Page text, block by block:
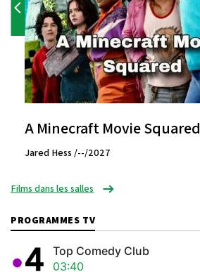
A Minecraft Movie Squared
Jared Hess /--/2027
Films dans les salles
PROGRAMMES TV
Top Comedy Club
03:40